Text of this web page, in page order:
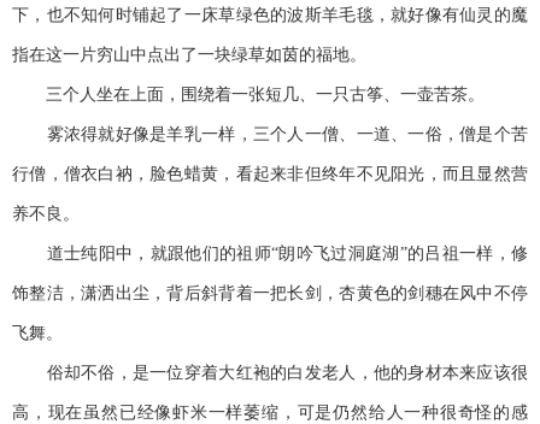
下，也不知何时铺起了一床草绿色的波斯羊毛毯，就好像有仙灵的魔
指在这一片穷山中点出了一块绿草如茵的福地。
三个人坐在上面，围绕着一张短几、一只古筝、一壶苦茶。
雾浓得就好像是羊乳一样，三个人一僧、一道、一俗，僧是个苦
行僧，僧衣白衲，脸色蜡黄，看起来非但终年不见阳光，而且显然营
养不良。
道士纯阳中，就跟他们的祖师“朗吟飞过洞庭湖”的吕祖一样，修
饰整洁，潇洒出尘，背后斜背着一把长剑，杏黄色的剑穗在风中不停
飞舞。
俗却不俗，是一位穿着大红袍的白发老人，他的身材本来应该很
高，现在虽然已经像虾米一样萎缩，可是仍然给人一种很奇怪的感